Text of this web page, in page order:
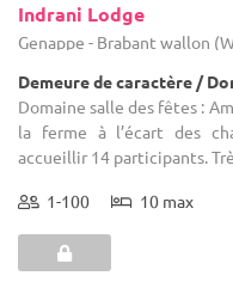
Indrani Lodge
Genappe - Brabant wallon
Demeure de caractère /
Domaine salle des fêtes :
la ferme à l’écart des
accueillir 14 participants.
1-100 10 max